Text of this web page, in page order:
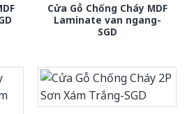
Cửa Gỗ Chống Cháy MDF
Laminate van ngang-
SGD